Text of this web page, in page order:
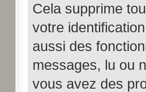
Cela supprime
votre
aussi des
messages, lu ou
vous avez des